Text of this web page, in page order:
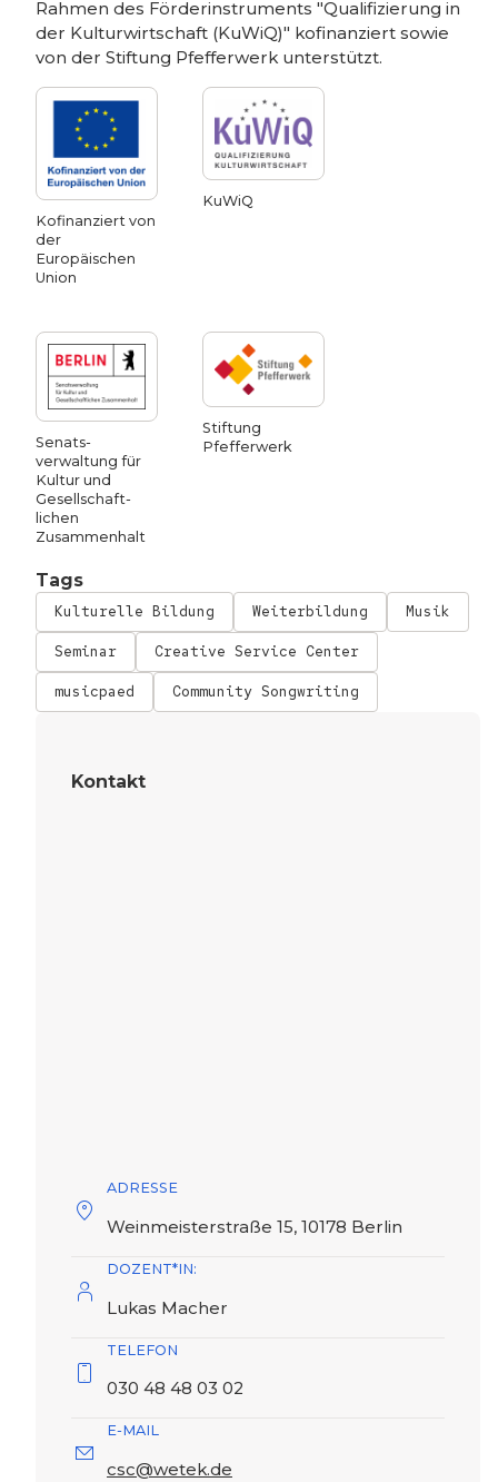
Rahmen des Förderinstruments "Qualifizierung in
der Kulturwirtschaft (KuWiQ)" kofinanziert sowie
von der Stiftung Pfefferwerk unterstützt.
Kofinanziert von
der
Europäischen
Union
KuWiQ
Senats­
verwaltung für
Kultur und
Gesellschaft­
lichen
Zusammen­halt
Stiftung
Pfefferwerk
Tags
Kulturelle Bildung Weiterbildung Musik
Seminar Creative Service Center
musicpaed Community Songwriting
Kontakt
ADRESSE
Weinmeisterstraße 15, 10178 Berlin
DOZENT*IN:
Lukas Macher
TELEFON
030 48 48 03 02
E-MAIL
csc@wetek.de